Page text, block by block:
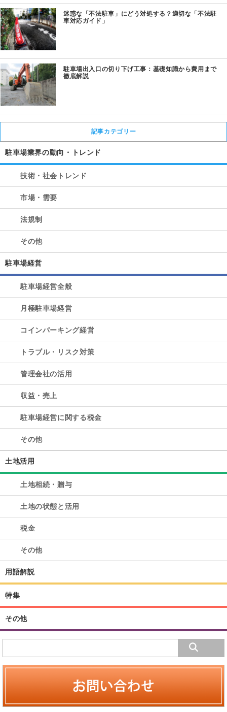
迷惑な「不法駐車」にどう対処する？適切な「不法駐
車対応ガイド」
駐車場出入口の切り下げ工事：基礎知識から費用まで
徹底解説
記事カテゴリー
駐車場業界の動向・トレンド
技術・社会トレンド
市場・需要
法規制
その他
駐車場経営
駐車場経営全般
月極駐車場経営
コインパーキング経営
トラブル・リスク対策
管理会社の活用
収益・売上
駐車場経営に関する税金
その他
土地活用
土地相続・贈与
土地の状態と活用
税金
その他
用語解説
特集
その他